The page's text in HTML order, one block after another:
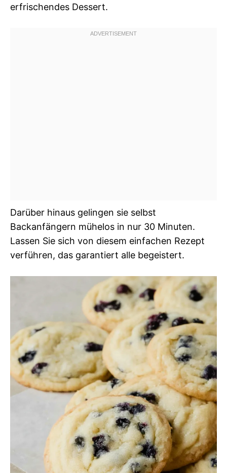
erfrischendes Dessert.
Darüber hinaus gelingen sie selbst
Backanfängern mühelos in nur 30 Minuten.
Lassen Sie sich von diesem einfachen Rezept
verführen, das garantiert alle begeistert.